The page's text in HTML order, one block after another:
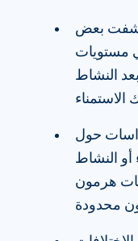
بعض
مستويات
النشاط
حول
أو النشاط
هرمون